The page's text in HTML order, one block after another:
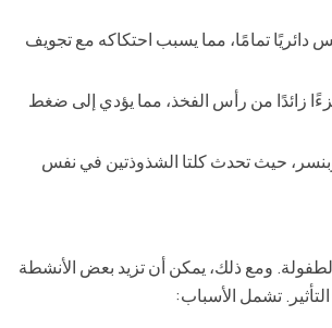
تمامًا، مما يسبب احتكاكه مع تجويف
زائدًا من رأس الفخذ، مما يؤدي إلى ضغط
حيث تحدث كلتا الشذوذتين في نفس
ومع ذلك، يمكن أن تزيد بعض الأنشطة
تشمل الأسباب: